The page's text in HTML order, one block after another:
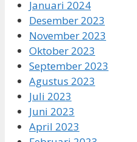
Januari 2024
Desember 2023
November 2023
Oktober 2023
September 2023
Agustus 2023
Juli 2023
Juni 2023
April 2023